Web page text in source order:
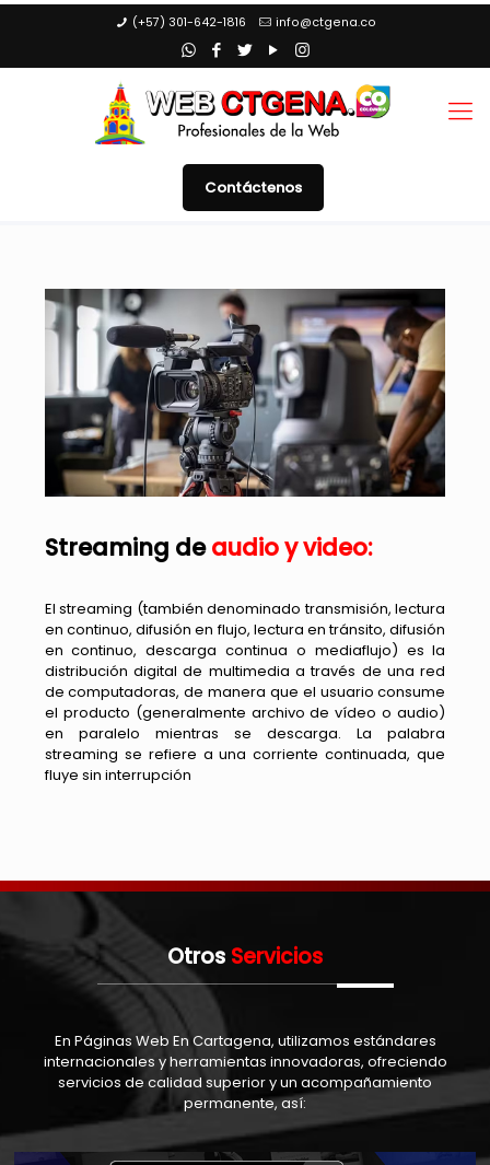
(+57) 301-642-1816 info@ctgena.co
Contáctenos
Streaming deaudio y video:
El streaming (también denominado transmisión, lectura
en continuo, difusión en flujo, lectura en tránsito, difusión
en continuo, descarga continua o mediaflujo) es la
distribución digital de multimedia a través de una red
de computadoras, de manera que el usuario consume
el producto (generalmente archivo de vídeo o audio)
en paralelo mientras se descarga. La palabra
streaming se refiere a una corriente continuada, que
fluye sin interrupción
Otros Servicios
En Páginas Web En Cartagena, utilizamos estándares
internacionales y herramientas innovadoras, ofreciendo
servicios de calidad superior y un acompañamiento
permanente, así: